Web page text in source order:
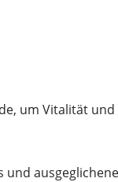
um Vitalität